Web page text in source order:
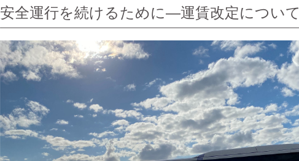
安全運行を続けるために―運賃改定について